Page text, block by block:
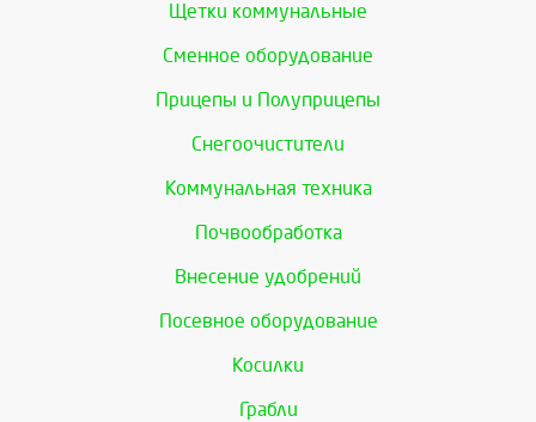
Щетки коммунальные
Сменное оборудование
Прицепы и Полуприцепы
Снегоочистители
Коммунальная техника
Почвообработка
Внесение удобрений
Посевное оборудование
Косилки
Грабли